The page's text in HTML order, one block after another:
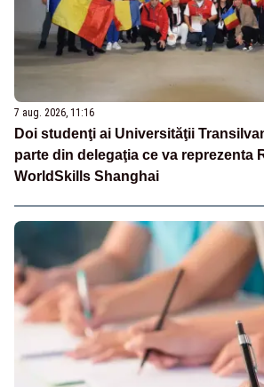
7 aug. 2026, 11:16
Doi studenţi ai Universităţii
parte din delegaţia ce va reprezenta
WorldSkills Shanghai